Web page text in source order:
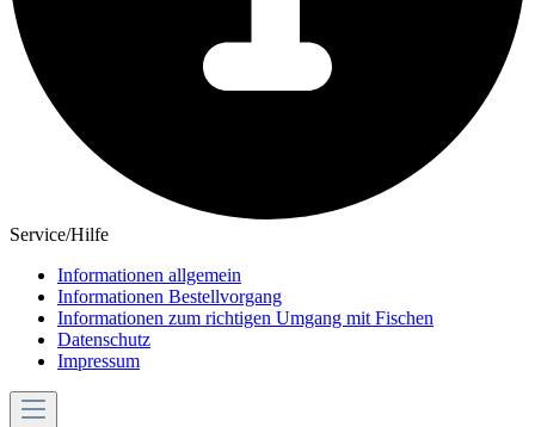
Service/Hilfe
Informationen allgemein
Informationen Bestellvorgang
Informationen zum richtigen Umgang mit Fischen
Datenschutz
Impressum